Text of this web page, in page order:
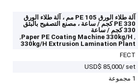
آلة طلاء الورق PE 105 مم ، آلة طلاء الورق
PE 330 كجم / ساعة ، مصنع التصفيح بالبثق
330 كجم / ساعة
,
Paper PE Coating Machine 330kg/H
,
330kg/H Extrusion Lamination Plant
FECT
USD$ 85,000/ set
1 مجموعة